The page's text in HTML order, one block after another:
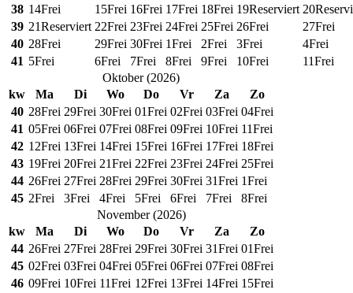
38 14Frei 15Frei 16Frei 17Frei 18Frei 19Reserviert 20
39 21Reserviert 22Frei 23Frei 24Frei 25Frei 26Frei 27Frei
40 28Frei 29Frei 30Frei 1Frei 2Frei 3Frei 4Frei
41 5Frei 6Frei 7Frei 8Frei 9Frei 10Frei 11Frei
Oktober(2026)
kw
Ma Di Wo Do Vr Za
Zo
40 28Frei 29Frei 30Frei 01Frei 02Frei 03Frei 04Frei
41 05Frei 06Frei 07Frei 08Frei 09Frei 10Frei 11Frei
42 12Frei 13Frei 14Frei 15Frei 16Frei 17Frei 18Frei
43 19Frei 20Frei 21Frei 22Frei 23Frei 24Frei 25Frei
44 26Frei 27Frei 28Frei 29Frei 30Frei 31Frei 1Frei
45 2Frei 3Frei 4Frei 5Frei 6Frei 7Frei 8Frei
November(2026)
kw
Ma Di Wo Do Vr Za
Zo
44 26Frei 27Frei 28Frei 29Frei 30Frei 31Frei 01Frei
45 02Frei 03Frei 04Frei 05Frei 06Frei 07Frei 08Frei
46 09Frei 10Frei 11Frei 12Frei 13Frei 14Frei 15Frei